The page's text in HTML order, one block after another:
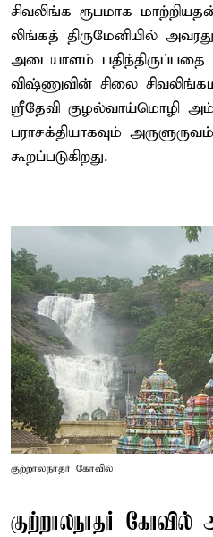
சிவலிங்க ரூபமாக
லிங்கத் திருமேனியில்
அடையாளம்
விஷ்ணுவின் சிலை
ஸ்ரீதேவி குழல்வாய்மொழி
பராசக்தியாகவும்
கூறப்படுகிறது.
குற்றாலநாதர் கோவில்
குற்றாலநாதர் கோவில்